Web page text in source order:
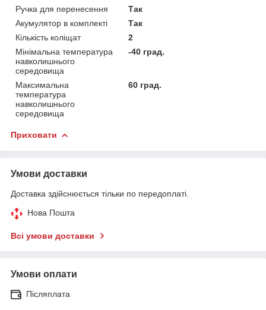
Ручка для перенесення
Так
Акумулятор в комплекті
Так
Кількість коліщат
2
Мінімальна температура
навколишнього
середовища
-40 град.
Максимальна
температура
навколишнього
середовища
60 град.
Приховати
Умови доставки
Доставка здійснюється тільки по передоплаті.
Нова Пошта
Всі умови доставки
Умови оплати
Післяплата